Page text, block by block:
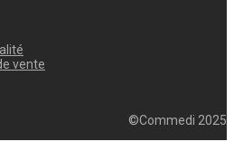
vente
©Commedi 2025